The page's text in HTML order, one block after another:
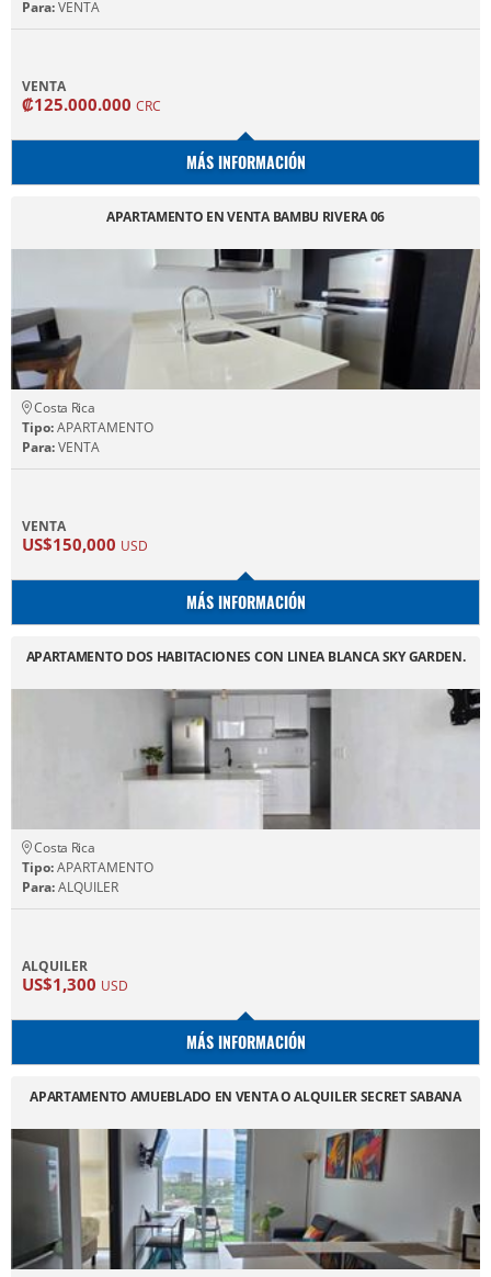
Para:VENTA
VENTA
₡125.000.000 CRC
MÁS INFORMACIÓN
APARTAMENTO EN VENTA BAMBU RIVERA 06
Costa Rica
Tipo:APARTAMENTO
Para:VENTA
VENTA
US$150,000 USD
MÁS INFORMACIÓN
APARTAMENTO DOS HABITACIONES CON LINEA BLANCA SKY GARDEN.
Costa Rica
Tipo:APARTAMENTO
Para:ALQUILER
ALQUILER
US$1,300 USD
MÁS INFORMACIÓN
APARTAMENTO AMUEBLADO EN VENTA O ALQUILER SECRET SABANA